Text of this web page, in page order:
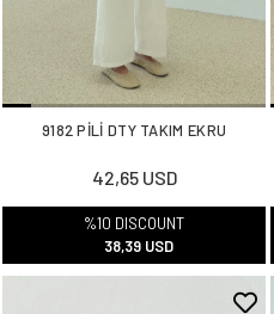
9182 PİLİ DTY TAKIM EKRU
42,65 USD
%10 DISCOUNT
38,39 USD